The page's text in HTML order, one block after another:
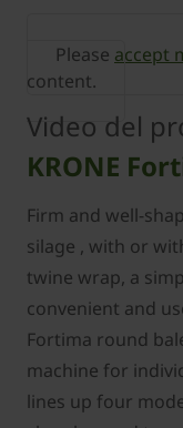
Please accept
content.
Video del
KRONE
Firm and well-
silage , with or
twine wrap, a
convenient and
Fortima round
machine for
lines up four